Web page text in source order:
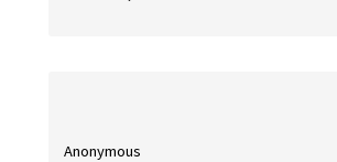
Anonymous